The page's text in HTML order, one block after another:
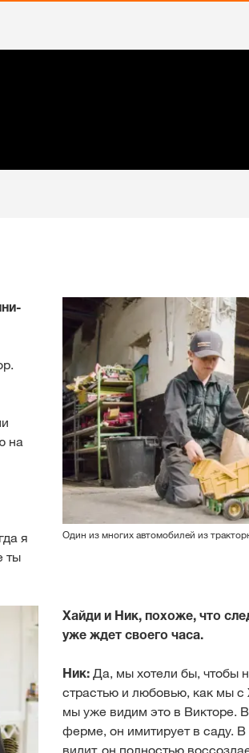
на
я
ты
Один из многих автомобилей из
Хайди и Ник, похоже, что
уже ждет своего часа.
Ник: Да, мы хотели бы, чтобы
страстью и любовью, как мы с
мы уже видим это в Викторе.
ферме, он имитирует в саду. В
видит, он полностью